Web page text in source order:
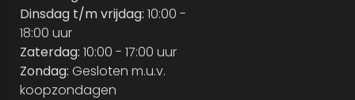
Dinsdag t/m vrijdag: 10:00 -
18:00 uur
Zaterdag: 10:00 - 17:00 uur
Zondag: Gesloten m.u.v.
koopzondagen